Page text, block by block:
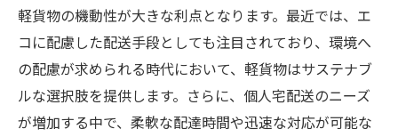
軽貨物の機動性が大きな利点となります。最近では、エ
コに配慮した配送手段としても注目されており、環境へ
の配慮が求められる時代において、軽貨物はサステナブ
ルな選択肢を提供します。さらに、個人宅配送のニーズ
が増加する中で、柔軟な配達時間や迅速な対応が可能な